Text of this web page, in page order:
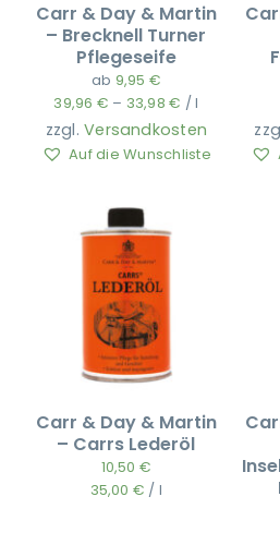
Carr & Day & Martin
– Brecknell Turner
Pflegeseife
ab 9,95 €
39,96 € – 33,98€ /l
zzgl.Versandkosten
Auf die Wunschliste
Carr & Day & Martin
– Carrs Lederöl
10,50 €
35,00 € / l